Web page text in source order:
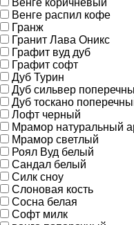
Венге распил кофе
Гранж
Гранит Лава Оникс
Графит вуд дуб
Графит софт
Дуб Турин
Дуб сильвер
Дуб тоскано
Лофт черный
Мрамор натуральный
Мрамор светлый
Роял Вуд белый
Сандал белый
Силк сноу
Слоновая кость
Сосна белая
Софт милк